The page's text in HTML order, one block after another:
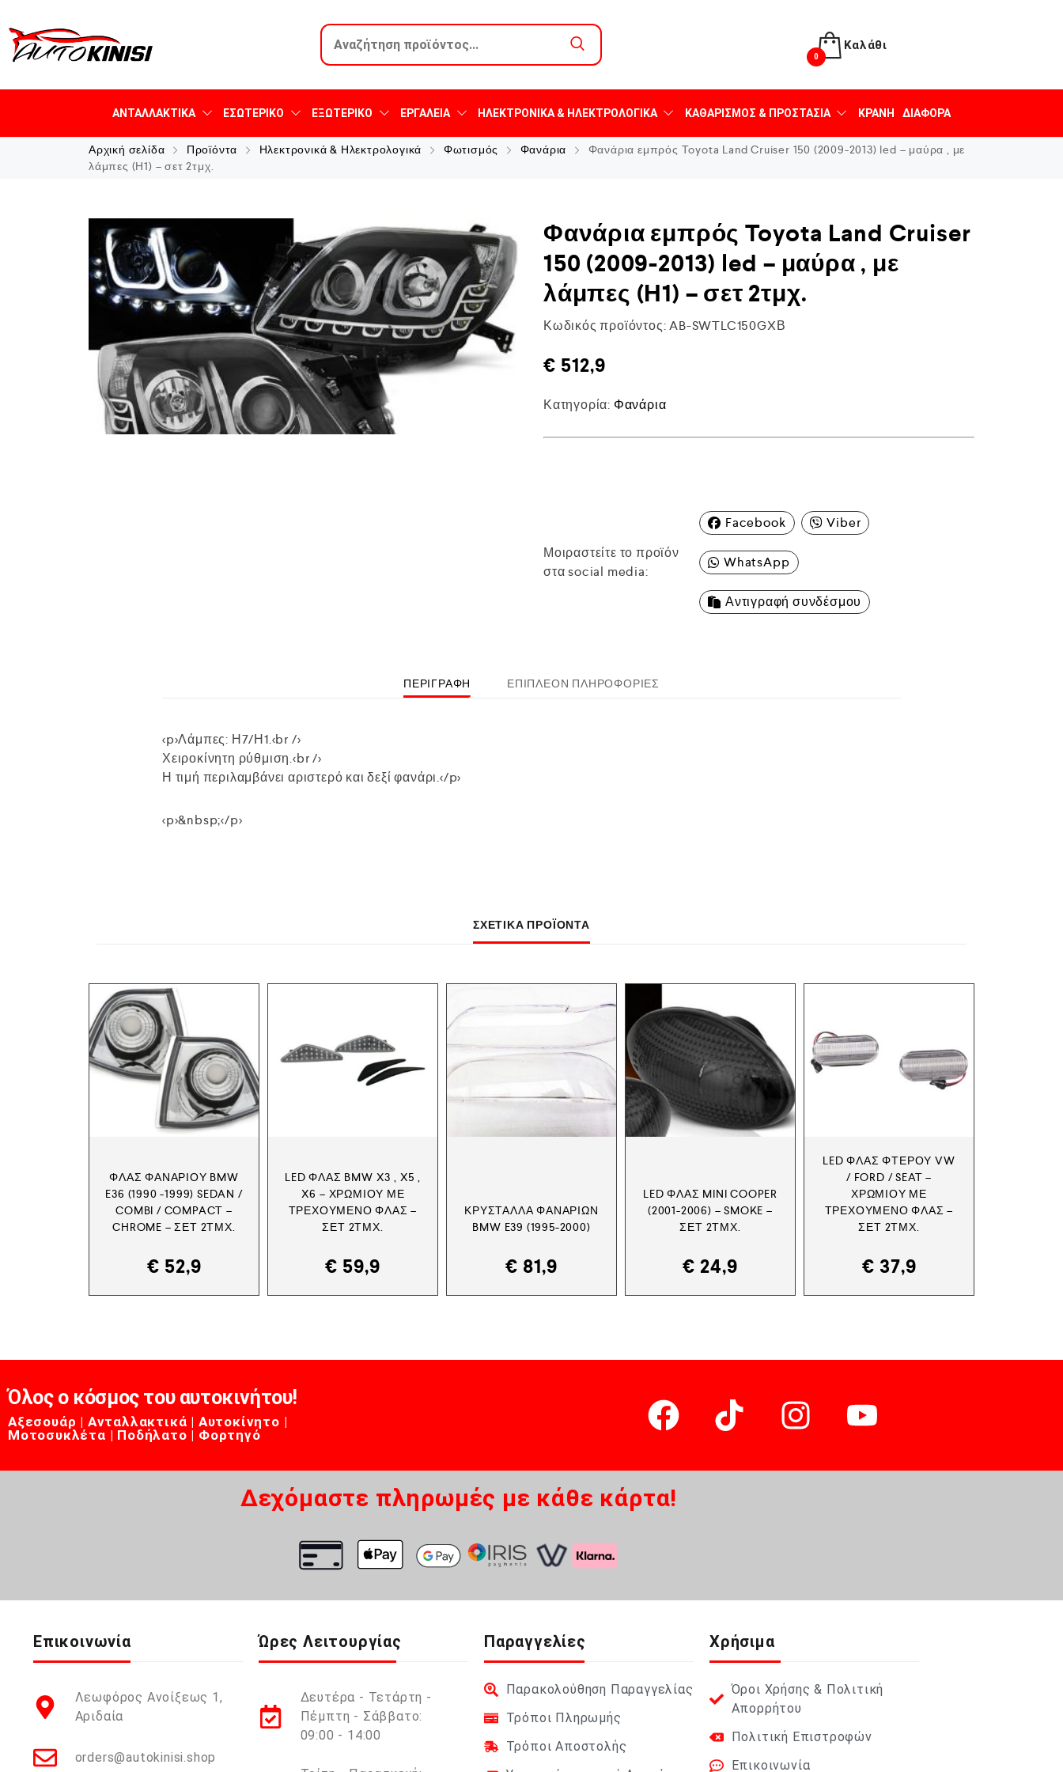
Καλάθι
0
ΑΝΤΑΛΛΑΚΤΙΚΆ ΕΣΩΤΕΡΙΚΌ ΕΞΩΤΕΡΙΚΌ ΕΡΓΑΛΕΊΑ ΗΛΕΚΤΡΟΝΙΚΆ & ΗΛΕΚΤΡΟΛΟΓΙΚΆ ΚΑΘΑΡΙΣΜΌΣ & ΠΡΟΣΤΑΣΊΑ ΚΡΆΝΗ ΔΙΆΦΟΡΑ
Αρχική σελίδα Προϊόντα Ηλεκτρονικά & Ηλεκτρολογικά Φωτισμός Φανάρια
Φανάρια εμπρός Toyota Land Cruiser 150 (2009-2013) led – μαύρα , με
λάμπες (Η1) – σετ 2τμχ.
Φανάρια εμπρός Toyota Land Cruiser
150 (2009-2013) led – μαύρα , με
λάμπες (Η1) – σετ 2τμχ.
Κωδικός προϊόντος: AB-SWTLC150GXΒ
€ 512,9
Κατηγορία: Φανάρια
Μοιραστείτε το προϊόν
στα social media:
Facebook Viber
WhatsApp
Αντιγραφή συνδέσμου
ΠΕΡΙΓΡΑΦΉ ΕΠΙΠΛΈΟΝ ΠΛΗΡΟΦΟΡΊΕΣ
<p>Λάμπες: Η7/Η1.<br />
Χειροκίνητη ρύθμιση.<br />
Η τιμή περιλαμβάνει αριστερό και δεξί φανάρι.</p>
<p>&nbsp;</p>
ΣΧΕΤΙΚΆ ΠΡΟΪΌΝΤΑ
ΦΛΑΣ ΦΑΝΑΡΙΟΎ BMW
E36 (1990 -1999) SEDAN /
COMBI / COMPACT –
CHROME – ΣΕΤ 2ΤΜΧ.
€ 52,9
LED ΦΛΑΣ BMW X3 , X5 ,
X6 – ΧΡΩΜΊΟΥ ΜΕ
ΤΡΕΧΟΎΜΕΝΟ ΦΛΑΣ –
ΣΕΤ 2ΤΜΧ.
€ 59,9
ΚΡΎΣΤΑΛΛΑ ΦΑΝΑΡΙΏΝ
BMW E39 (1995-2000)
€ 81,9
LED ΦΛΑΣ MINI COOPER
(2001-2006) – SMOKE –
ΣΕΤ 2ΤΜΧ.
€ 24,9
LED ΦΛΑΣ ΦΤΕΡΟΎ VW
/ FORD / SEAT –
ΧΡΩΜΊΟΥ ΜΕ
ΤΡΕΧΟΎΜΕΝΟ ΦΛΑΣ –
ΣΕΤ 2ΤΜΧ.
€ 37,9
Όλος ο κόσμος του αυτοκινήτου!
Αξεσουάρ | Ανταλλακτικά | Αυτοκίνητο |
Μοτοσυκλέτα | Ποδήλατο | Φορτηγό
Δεχόμαστε πληρωμές με κάθε κάρτα!
Επικοινωνία
Λεωφόρος Ανοίξεως 1,
Αριδαία
orders@autokinisi.shop
Ώρες Λειτουργίας
Δευτέρα - Τετάρτη -
Πέμπτη - Σάββατο:
09:00 - 14:00
Παραγγελίες
Παρακολούθηση Παραγγελίας
Τρόποι Πληρωμής
Τρόποι Αποστολής
Χρήσιμα
Όροι Χρήσης & Πολιτική
Απορρήτου
Πολιτική Επιστροφών
Επικοινωνία